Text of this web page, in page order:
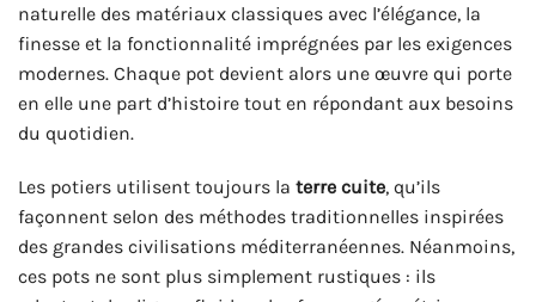
naturelle des matériaux classiques avec l’élégance, la
finesse et la fonctionnalité imprégnées par les exigences
modernes. Chaque pot devient alors une œuvre qui porte
en elle une part d’histoire tout en répondant aux besoins
du quotidien.
Les potiers utilisent toujours la terre cuite, qu’ils
façonnent selon des méthodes traditionnelles inspirées
des grandes civilisations méditerranéennes. Néanmoins,
ces pots ne sont plus simplement rustiques : ils